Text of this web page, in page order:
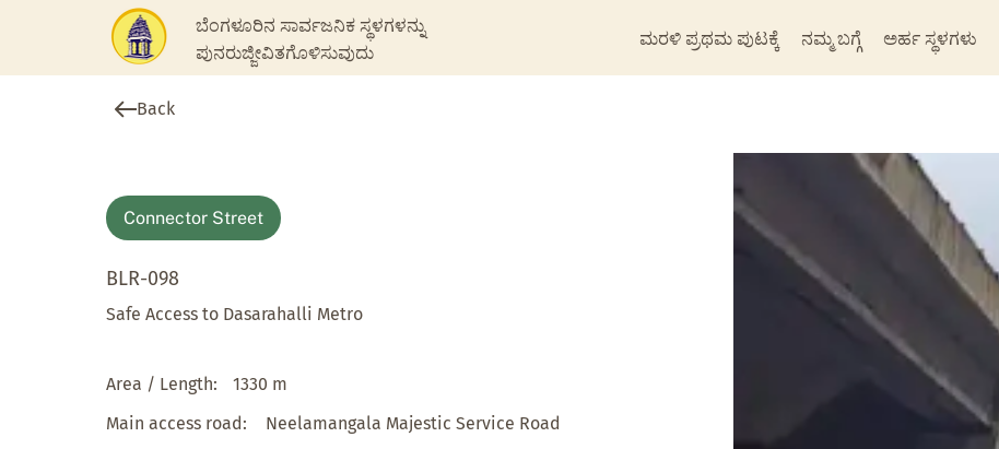
ಬೆಂಗಳೂರಿನ ಸಾರ್ವಜನಿಕ ಸ್ಥಳಗಳನ್ನು
ಪುನರುಜ್ಜೀವಿತಗೊಳಿಸುವುದು
ಮರಳಿ ಪ್ರಥಮ ಪುಟಕ್ಕೆ ನಮ್ಮ ಬಗ್ಗೆ ಅರ್ಹ ಸ್ಥಳಗಳು
Back
Connector Street
BLR-098
Safe Access to Dasarahalli Metro
Area / Length:
1330 m
Main access road:
Neelamangala Majestic Service Road